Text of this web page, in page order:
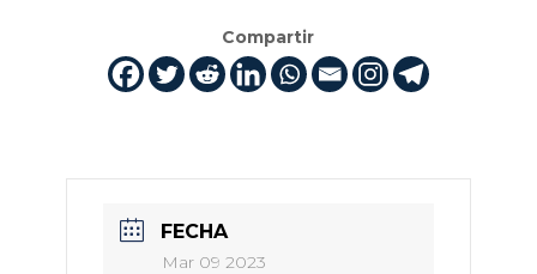
Compartir
FECHA
Mar 09 2023